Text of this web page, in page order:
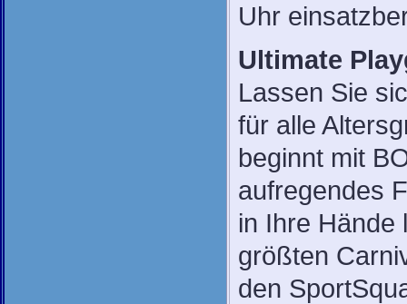
Uhr
Ultimate
Lassen Sie
für alle
beginnt mit
aufregendes
in Ihre Hände
größten
den